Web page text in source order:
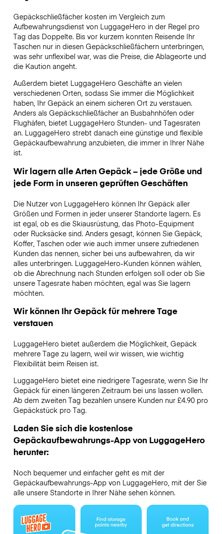
Gepäckschließfächer kosten im Vergleich zum
Aufbewahrungsdienst von LuggageHero in der Regel pro
Tag das Doppelte. Bis vor kurzem konnten Reisende Ihr
Taschen nur in diesen Gepäckschließfächern unterbringen,
was sehr unflexibel war, was die Preise, die Ablageorte und
die Kaution angeht.
Außerdem bietet LuggageHero Geschäfte an vielen
verschiedenen Orten, sodass Sie immer die Möglichkeit
haben, Ihr Gepäck an einem sicheren Ort zu verstauen.
Anders als Gepäckschließfächer an Busbahnhöfen oder
Flughäfen, bietet LuggageHero Stunden- und Tagesraten
an. LuggageHero strebt danach eine günstige und flexible
Gepäckaufbewahrung anzubieten, die immer in Ihrer Nähe
ist.
Wir lagern alle Arten Gepäck – jede Größe und
jede Form in unseren geprüften Geschäften
Die Nutzer von LuggageHero können Ihr Gepäck aller
Größen und Formen in jeder unserer Standorte lagern. Es
ist egal, ob es die Skiausrüstung, das Photo-Equipment
oder Rucksäcke sind. Anders gesagt, können Sie Gepäck,
Koffer, Taschen oder wie auch immer unsere zufriedenen
Kunden das nennen, sicher bei uns aufbewahren, da wir
alles unterbringen. LuggageHero-Kunden können wählen,
ob die Abrechnung nach Stunden erfolgen soll oder ob Sie
unsere Tagesrate haben möchten, egal was Sie lagern
möchten.
Wir können Ihr Gepäck für mehrere Tage
verstauen
LuggageHero bietet außerdem die Möglichkeit, Gepäck
mehrere Tage zu lagern, weil wir wissen, wie wichtig
Flexibilität beim Reisen ist.
LuggageHero bietet eine niedrigere Tagesrate, wenn Sie Ihr
Gepäck für einen längeren Zeitraum bei uns lassen wollen.
Ab dem zweiten Tag bezahlen unsere Kunden nur £4.90 pro
Gepäckstück pro Tag.
Laden Sie sich die kostenlose
Gepäckaufbewahrungs-App von LuggageHero
herunter:
Noch bequemer und einfacher geht es mit der
Gepäckaufbewahrungs-App von LuggageHero, mit der Sie
alle unsere Standorte in Ihrer Nähe sehen können.